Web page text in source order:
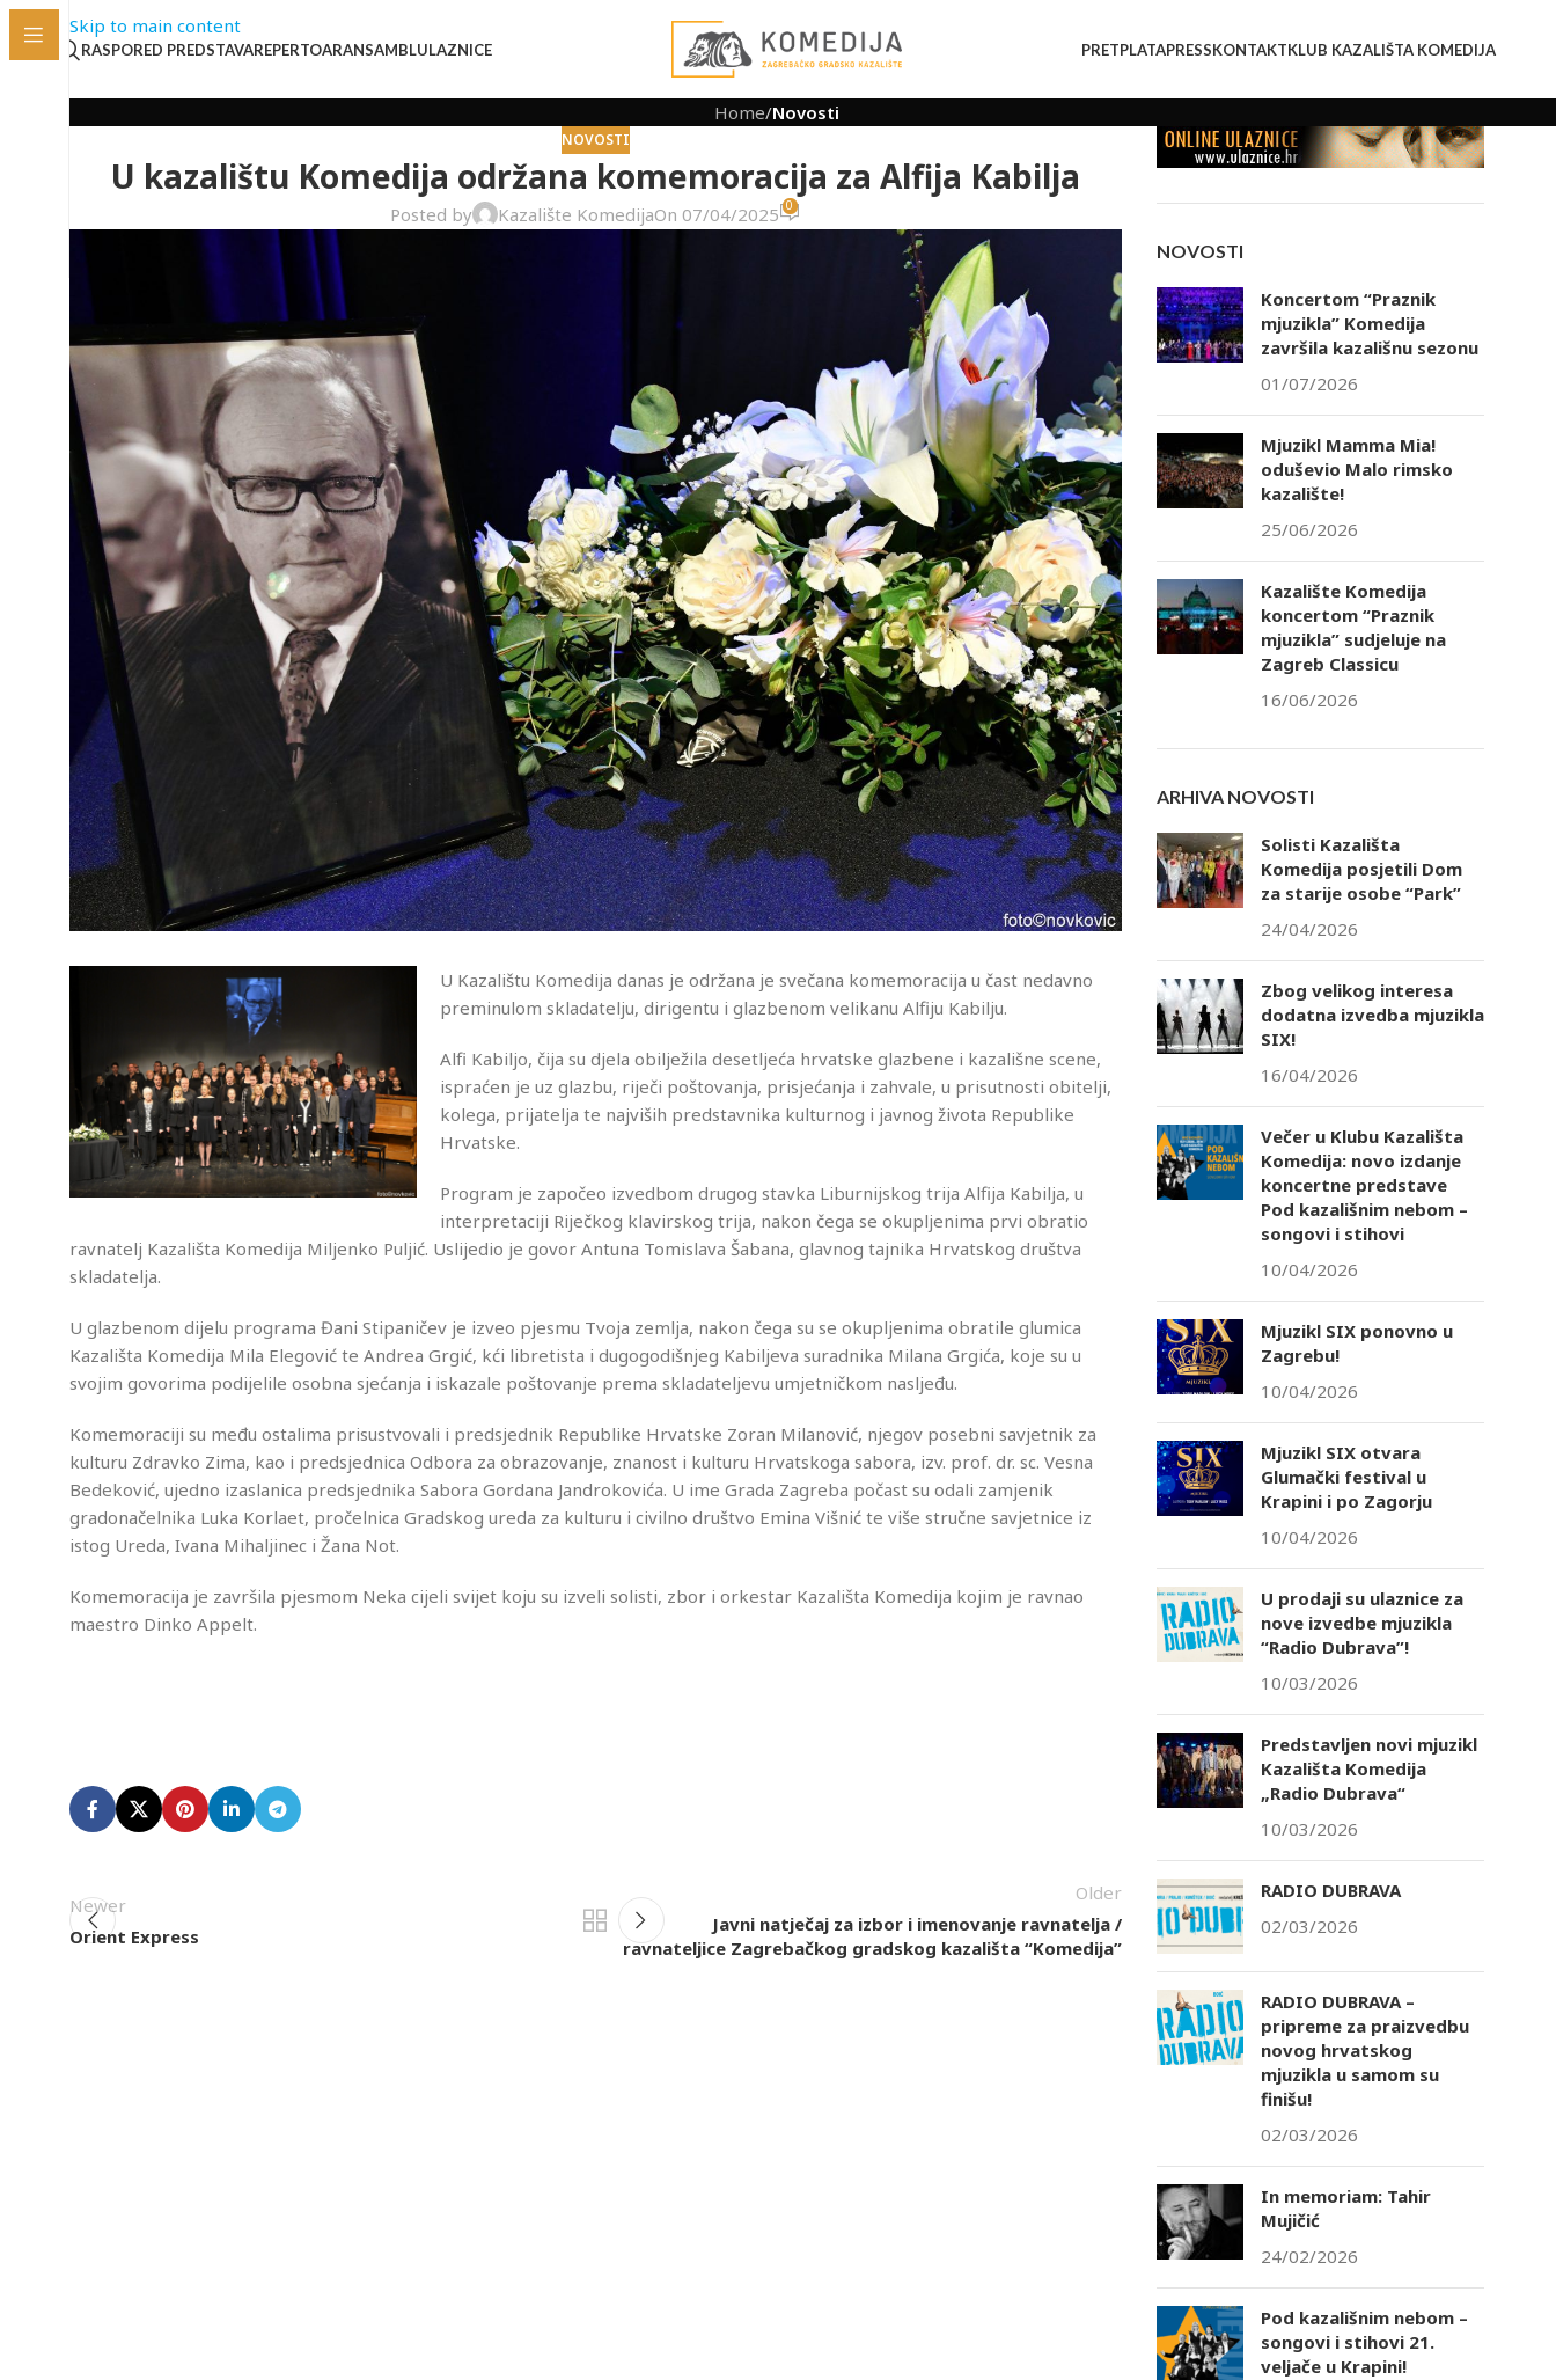
Skip to main content
RASPORED PREDSTAVAREPERTOARANSAMBLULAZNICE PRETPLATAPRESSKONTAKTKLUB KAZALIŠTA KOMEDIJA
Home/Novosti
NOVOSTI
U kazalištu Komedija održana komemoracija za Alfija Kabilja
Posted by Kazalište KomedijaOn 07/04/2025 0
U Kazalištu Komedija danas je održana je svečana komemoracija u čast nedavno
preminulom skladatelju, dirigentu i glazbenom velikanu Alfiju Kabilju.
Alfi Kabiljo, čija su djela obilježila desetljeća hrvatske glazbene i kazališne scene,
ispraćen je uz glazbu, riječi poštovanja, prisjećanja i zahvale, u prisutnosti obitelji,
kolega, prijatelja te najviših predstavnika kulturnog i javnog života Republike
Hrvatske.
Program je započeo izvedbom drugog stavka Liburnijskog trija Alfija Kabilja, u
interpretaciji Riječkog klavirskog trija, nakon čega se okupljenima prvi obratio
ravnatelj Kazališta Komedija Miljenko Puljić. Uslijedio je govor Antuna Tomislava Šabana, glavnog tajnika Hrvatskog društva
skladatelja.
U glazbenom dijelu programa Đani Stipaničev je izveo pjesmu Tvoja zemlja, nakon čega su se okupljenima obratile glumica
Kazališta Komedija Mila Elegović te Andrea Grgić, kći libretista i dugogodišnjeg Kabiljeva suradnika Milana Grgića, koje su u
svojim govorima podijelile osobna sjećanja i iskazale poštovanje prema skladateljevu umjetničkom nasljeđu.
Komemoraciji su među ostalima prisustvovali i predsjednik Republike Hrvatske Zoran Milanović, njegov posebni savjetnik za
kulturu Zdravko Zima, kao i predsjednica Odbora za obrazovanje, znanost i kulturu Hrvatskoga sabora, izv. prof. dr. sc. Vesna
Bedeković, ujedno izaslanica predsjednika Sabora Gordana Jandrokovića. U ime Grada Zagreba počast su odali zamjenik
gradonačelnika Luka Korlaet, pročelnica Gradskog ureda za kulturu i civilno društvo Emina Višnić te više stručne savjetnice iz
istog Ureda, Ivana Mihaljinec i Žana Not.
Komemoracija je završila pjesmom Neka cijeli svijet koju su izveli solisti, zbor i orkestar Kazališta Komedija kojim je ravnao
maestro Dinko Appelt.
Newer
Orient Express
Older
Javni natječaj za izbor i imenovanje ravnatelja /
ravnateljice Zagrebačkog gradskog kazališta “Komedija”
NOVOSTI
Koncertom “Praznik
mjuzikla” Komedija
završila kazališnu sezonu
01/07/2026
Mjuzikl Mamma Mia!
oduševio Malo rimsko
kazalište!
25/06/2026
Kazalište Komedija
koncertom “Praznik
mjuzikla” sudjeluje na
Zagreb Classicu
16/06/2026
ARHIVA NOVOSTI
Solisti Kazališta
Komedija posjetili Dom
za starije osobe “Park”
24/04/2026
Zbog velikog interesa
dodatna izvedba mjuzikla
SIX!
16/04/2026
Večer u Klubu Kazališta
Komedija: novo izdanje
koncertne predstave
Pod kazališnim nebom –
songovi i stihovi
10/04/2026
Mjuzikl SIX ponovno u
Zagrebu!
10/04/2026
Mjuzikl SIX otvara
Glumački festival u
Krapini i po Zagorju
10/04/2026
U prodaji su ulaznice za
nove izvedbe mjuzikla
“Radio Dubrava”!
10/03/2026
Predstavljen novi mjuzikl
Kazališta Komedija
„Radio Dubrava“
10/03/2026
RADIO DUBRAVA
02/03/2026
RADIO DUBRAVA –
pripreme za praizvedbu
novog hrvatskog
mjuzikla u samom su
finišu!
02/03/2026
In memoriam: Tahir
Mujičić
24/02/2026
Pod kazališnim nebom –
songovi i stihovi 21.
veljače u Krapini!